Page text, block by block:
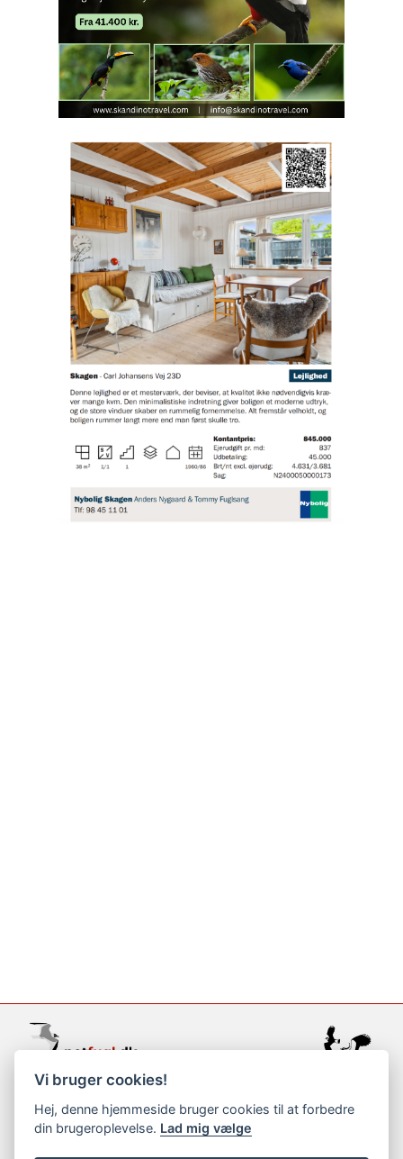
support@netfugl.dk
copyright © 2002-2023
Vi bruger cookies!
Hej, denne hjemmeside bruger cookies til at forbedre
din brugeroplevelse. Lad mig vælge